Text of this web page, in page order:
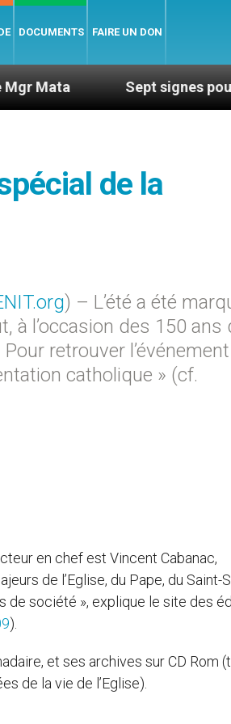
DOCUMENTS FAIRE UN DON
Sept signes pour repérer
de la
) – L’été a été
à l’occasion des 150 ans
retrouver
catholique » (cf.
en chef est Vincent Cabanac,
de l’Eglise, du Pape, du Saint-
de société », explique le site des
).
et ses archives sur CD Rom
de la vie de l’Eglise).